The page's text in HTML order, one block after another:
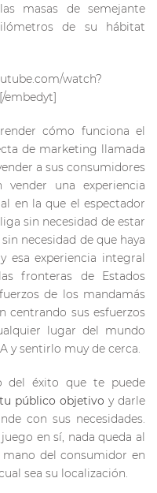
masas de semejante
de su hábitat
watch?
embedyt]
cómo funciona el
de marketing llamada
a sus consumidores
vender una experiencia
en la que el espectador
sin necesidad de estar
necesidad de que haya
esa experiencia integral
fronteras de Estados
de los mandamás
centrando sus esfuerzos
lugar del mundo
y sentirlo muy de cerca.
del éxito que te puede
público objetivo y darle
con sus necesidades.
en sí, nada queda al
del consumidor en
sea su localización.